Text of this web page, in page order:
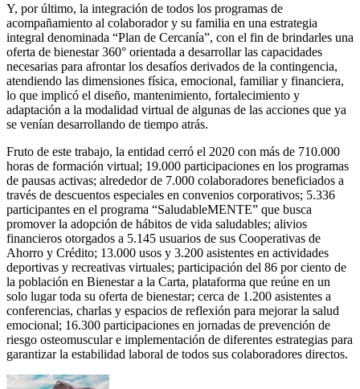
Y, por último, la integración de todos los programas de
acompañamiento al colaborador y su familia en una estrategia
integral denominada “Plan de Cercanía”, con el fin de brindarles una
oferta de bienestar 360° orientada a desarrollar las capacidades
necesarias para afrontar los desafíos derivados de la contingencia,
atendiendo las dimensiones física, emocional, familiar y financiera,
lo que implicó el diseño, mantenimiento, fortalecimiento y
adaptación a la modalidad virtual de algunas de las acciones que ya
se venían desarrollando de tiempo atrás.
Fruto de este trabajo, la entidad cerró el 2020 con más de 710.000
horas de formación virtual; 19.000 participaciones en los programas
de pausas activas; alrededor de 7.000 colaboradores beneficiados a
través de descuentos especiales en convenios corporativos; 5.336
participantes en el programa “SaludableMENTE” que busca
promover la adopción de hábitos de vida saludables; alivios
financieros otorgados a 5.145 usuarios de sus Cooperativas de
Ahorro y Crédito; 13.000 usos y 3.200 asistentes en actividades
deportivas y recreativas virtuales; participación del 86 por ciento de
la población en Bienestar a la Carta, plataforma que reúne en un
solo lugar toda su oferta de bienestar; cerca de 1.200 asistentes a
conferencias, charlas y espacios de reflexión para mejorar la salud
emocional; 16.300 participaciones en jornadas de prevención de
riesgo osteomuscular e implementación de diferentes estrategias para
garantizar la estabilidad laboral de todos sus colaboradores directos.